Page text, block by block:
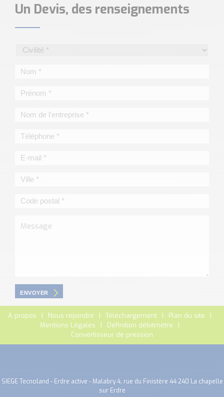
Un Devis, des renseignements
ENVOYER
A propos Nous rejoindre Téléchargement
Plan du site
Mentions Légales
Définition débitmètre
Convertisseur de pression
SIEGE Tecnoland - Erdre active - Malabry 4, rue du Finistère 44 240 La chapelle
sur Erdre